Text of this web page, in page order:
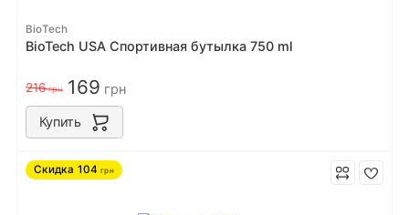
BioTech
BioTech USA Спортивная бутылка 750 ml
216грн 169 грн
Купить
Скидка 104 грн